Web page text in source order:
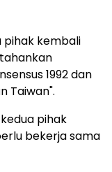
kembali
1992 dan
Taiwan".
pihak
bekerja sama